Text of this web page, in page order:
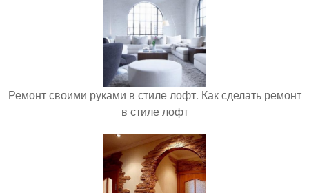
Ремонт своими руками в стиле лофт. Как сделать ремонт
в стиле лофт